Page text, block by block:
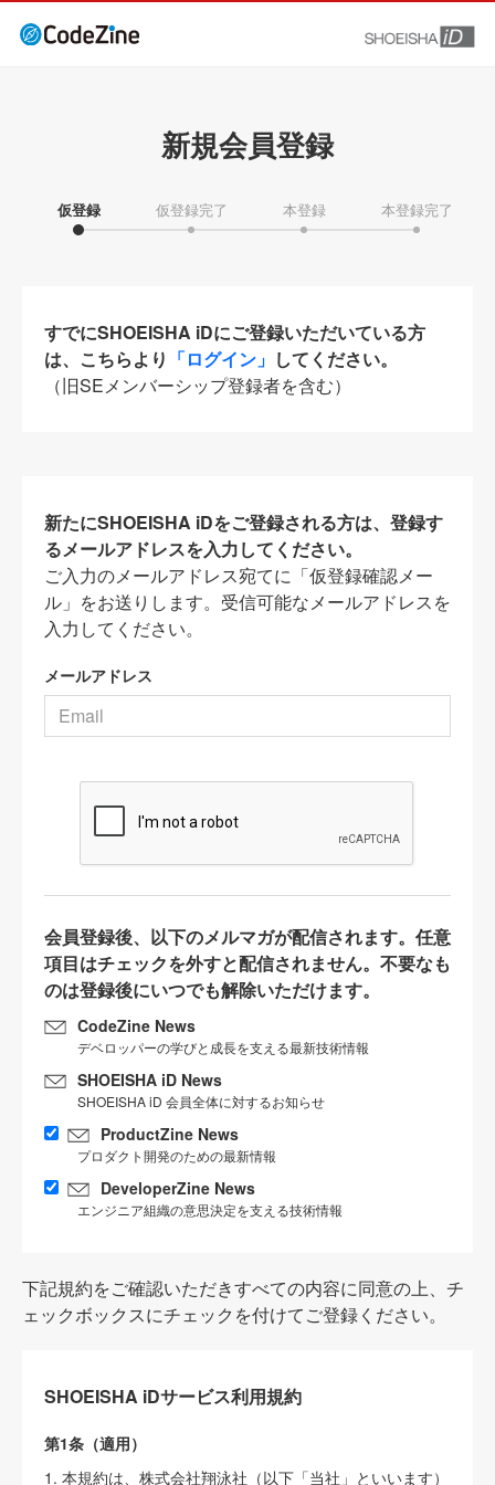
新規会員登録
仮登録 仮登録完了 本登録 本登録完了
すでにSHOEISHA iDにご登録いただいている方
は、こちらより 「ログイン」 してください。
（旧SEメンバーシップ登録者を含む）
新たにSHOEISHA iDをご登録される方は、登録す
るメールアドレスを入力してください。
ご入力のメールアドレス宛てに「仮登録確認メー
ル」をお送りします。受信可能なメールアドレスを
入力してください。
メールアドレス
会員登録後、以下のメルマガが配信されます。任意
項目はチェックを外すと配信されません。不要なも
のは登録後にいつでも解除いただけます。
CodeZine News
デベロッパーの学びと成長を支える最新技術情報
SHOEISHA iD News
SHOEISHA iD 会員全体に対するお知らせ
ProductZine News
プロダクト開発のための最新情報
DeveloperZine News
エンジニア組織の意思決定を支える技術情報
下記規約をご確認いただきすべての内容に同意の上、チ
ェックボックスにチェックを付けてご登録ください。
SHOEISHA iDサービス利用規約
第1条（適用）
1. 本規約は、株式会社翔泳社（以下「当社」といいます）